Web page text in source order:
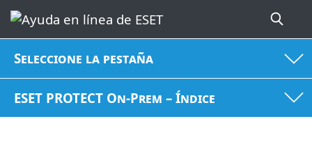
Seleccione la pestaña
ESET PROTECT On-Prem – Índice